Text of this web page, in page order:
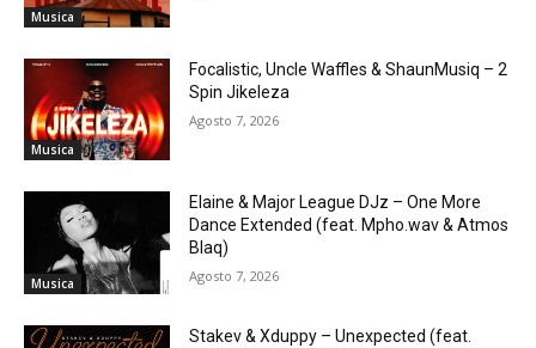
Musica
Musica
Focalistic, Uncle Waffles & ShaunMusiq – 2
Spin Jikeleza
Agosto 7, 2026
Musica
Elaine & Major League DJz – One More
Dance Extended (feat. Mpho.wav & Atmos
Blaq)
Agosto 7, 2026
Stakev & Xduppy – Unexpected (feat.